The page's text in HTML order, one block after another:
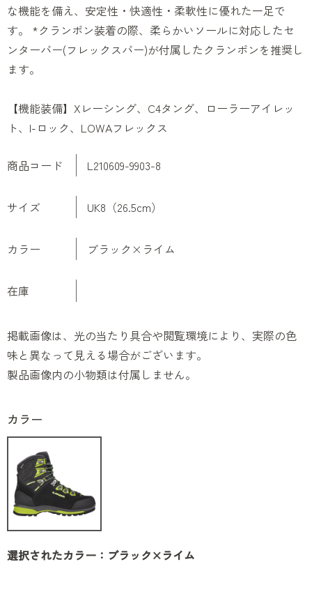
商品コード L210609-9903-8
サイズ UK8（26.5cm）
カラー ブラック×ライム
在庫
カラー
選択されたカラー：ブラック×ライム
な機能を備え、安定性・快適性・柔軟性に優れた一足で
す。 *クランポン装着の際、柔らかいソールに対応したセ
ンターバー(フレックスバー)が付属したクランポンを推奨し
ます。
【機能装備】Xレーシング、C4タング、ローラーアイレッ
ト、I-ロック、LOWAフレックス
掲載画像は、光の当たり具合や閲覧環境により、実際の色
味と異なって見える場合がございます。
製品画像内の小物類は付属しません。